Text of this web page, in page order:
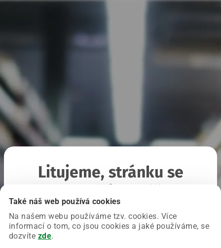
Také náš web používá cookies
Na našem webu používáme tzv. cookies. Více
informací o tom, co jsou cookies a jaké používáme, se
dozvíte zde.
Litujeme, stránku se
Chyba nastala na naší straně a už ji opravujeme.
Zkuste prosím znovu načíst požadovanou stránku.